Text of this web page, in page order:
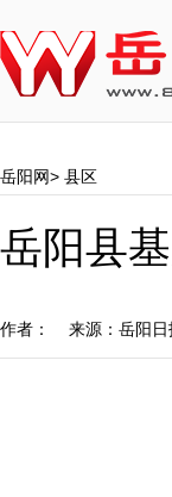
岳阳网> 县区
岳阳县
作者： 来源：岳阳